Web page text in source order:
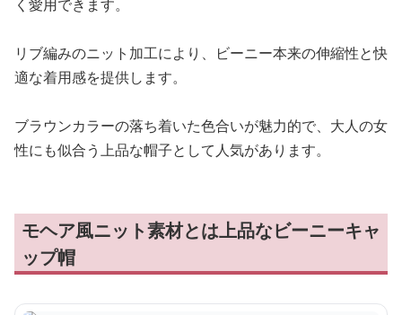
く愛用できます。
リブ編みのニット加工により、ビーニー本来の伸縮性と快
適な着用感を提供します。
ブラウンカラーの落ち着いた色合いが魅力的で、大人の女
性にも似合う上品な帽子として人気があります。
モヘア風ニット素材とは上品なビーニーキャ
ップ帽